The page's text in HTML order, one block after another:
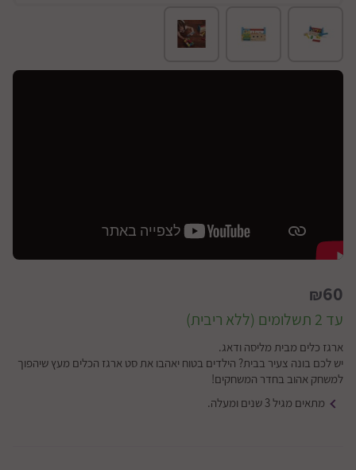
₪60
עד 2 תשלומים (ללא ריבית)
ארגז כלים מבית מליסה ודאג.
יש לכם בונה צעיר בבית? הילדים בטוח יאהבו את סט ארגז הכלים מעץ שיהפוך
למשחק אהוב בחדר המשחקים!
מתאים מגיל 3 שנים ומעלה.